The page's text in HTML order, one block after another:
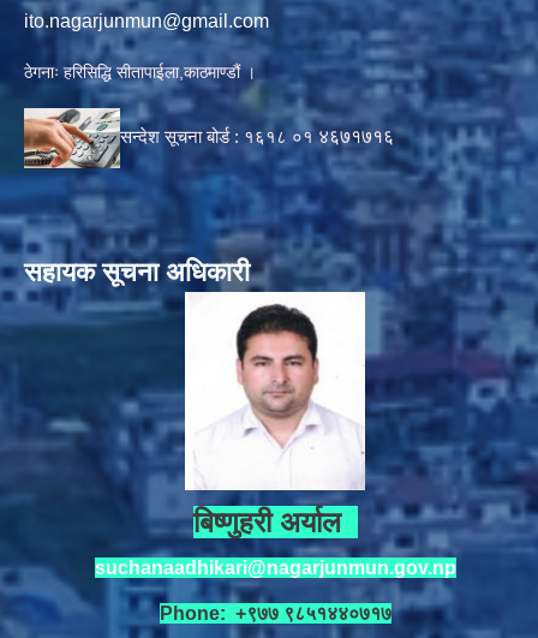
ito.nagarjunmun@gmail.com
ठेगनाः हरिसिद्धि सीतापाईला,काठमाण्डौं ।
सन्देश सूचना बोर्ड : १६१८ ०१४६७१७१६
सहायक सूचना अधिकारी
बिष्णुहरी अर्याल
suchanaadhikari@nagarjunmun.gov.np
Phone: +९७७ ९८५१४४०७१७